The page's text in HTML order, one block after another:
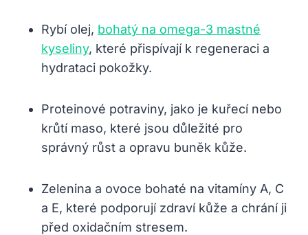
Rybí olej, bohatý na omega-3 mastné
kyseliny, které přispívají k regeneraci a
hydrataci pokožky.
Proteinové potraviny, jako je kuřecí nebo
krůtí maso, které jsou důležité pro
správný růst a opravu buněk kůže.
Zelenina a ovoce bohaté na vitamíny A, C
a E, které podporují zdraví kůže a chrání ji
před oxidačním stresem.